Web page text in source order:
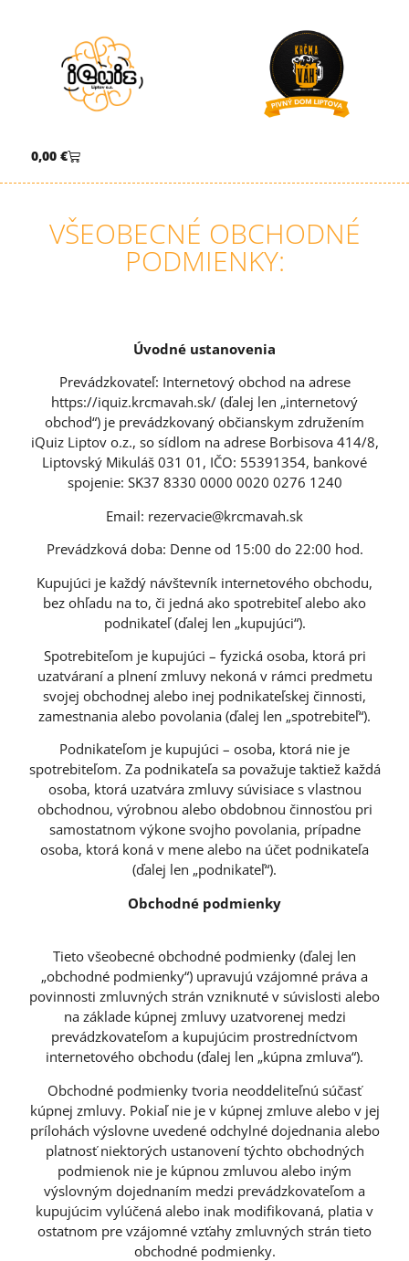
0,00 €
VŠEOBECNÉ OBCHODNÉ
PODMIENKY:
Úvodné ustanovenia
Prevádzkovateľ: Internetový obchod na adrese
https://iquiz.krcmavah.sk/ (ďalej len „internetový
obchod“) je prevádzkovaný občianskym združením
iQuiz Liptov o.z., so sídlom na adrese Borbisova 414/8,
Liptovský Mikuláš 031 01, IČO: 55391354, bankové
spojenie: SK37 8330 0000 0020 0276 1240
Email: rezervacie@krcmavah.sk
Prevádzková doba: Denne od 15:00 do 22:00 hod.
Kupujúci je každý návštevník internetového obchodu,
bez ohľadu na to, či jedná ako spotrebiteľ alebo ako
podnikateľ (ďalej len „kupujúci“).
Spotrebiteľom je kupujúci – fyzická osoba, ktorá pri
uzatváraní a plnení zmluvy nekoná v rámci predmetu
svojej obchodnej alebo inej podnikateľskej činnosti,
zamestnania alebo povolania (ďalej len „spotrebiteľ“).
Podnikateľom je kupujúci – osoba, ktorá nie je
spotrebiteľom. Za podnikateľa sa považuje taktiež každá
osoba, ktorá uzatvára zmluvy súvisiace s vlastnou
obchodnou, výrobnou alebo obdobnou činnosťou pri
samostatnom výkone svojho povolania, prípadne
osoba, ktorá koná v mene alebo na účet podnikateľa
(ďalej len „podnikateľ“).
Obchodné podmienky
Tieto všeobecné obchodné podmienky (ďalej len
„obchodné podmienky“) upravujú vzájomné práva a
povinnosti zmluvných strán vzniknuté v súvislosti alebo
na základe kúpnej zmluvy uzatvorenej medzi
prevádzkovateľom a kupujúcim prostredníctvom
internetového obchodu (ďalej len „kúpna zmluva“).
Obchodné podmienky tvoria neoddeliteľnú súčasť
kúpnej zmluvy. Pokiaľ nie je v kúpnej zmluve alebo v jej
prílohách výslovne uvedené odchylné dojednania alebo
platnosť niektorých ustanovení týchto obchodných
podmienok nie je kúpnou zmluvou alebo iným
výslovným dojednaním medzi prevádzkovateľom a
kupujúcim vylúčená alebo inak modifikovaná, platia v
ostatnom pre vzájomné vzťahy zmluvných strán tieto
obchodné podmienky.